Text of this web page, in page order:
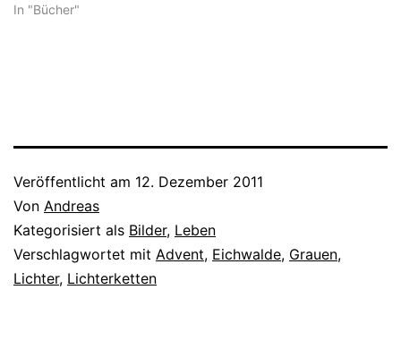
In "Bücher"
Veröffentlicht am 12. Dezember 2011
Von Andreas
Kategorisiert als Bilder, Leben
Verschlagwortet mit Advent, Eichwalde, Grauen,
Lichter, Lichterketten